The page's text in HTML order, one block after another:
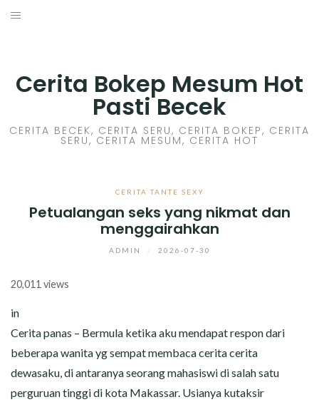
Skip
Cerita Bokep Mesum Hot
Pasti Becek
CERITA BECEK, CERITA SERU, CERITA BOKEP, CERITA
SERU, CERITA MESUM, CERITA HOT
CERITA TANTE SEXY
Petualangan seks yang nikmat dan
menggairahkan
ADMIN 2026-07-30
20,011 views
in
Cerita panas – Bermula ketika aku mendapat respon dari
beberapa wanita yg sempat membaca cerita cerita
dewasaku, di antaranya seorang mahasiswi di salah satu
perguruan tinggi di kota Makassar. Usianya kutaksir
CERITA SEX HOT
CERITA SKANDAL
CERITA BASAH
CERITA NAKAL
CERITA SEMPROT